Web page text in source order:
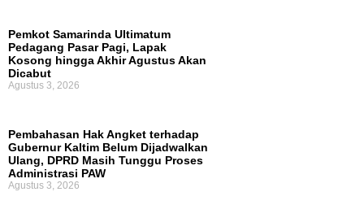
Pemkot Samarinda Ultimatum
Pedagang Pasar Pagi, Lapak
Kosong hingga Akhir Agustus Akan
Dicabut
Agustus 3, 2026
Pembahasan Hak Angket terhadap
Gubernur Kaltim Belum Dijadwalkan
Ulang, DPRD Masih Tunggu Proses
Administrasi PAW
Agustus 3, 2026